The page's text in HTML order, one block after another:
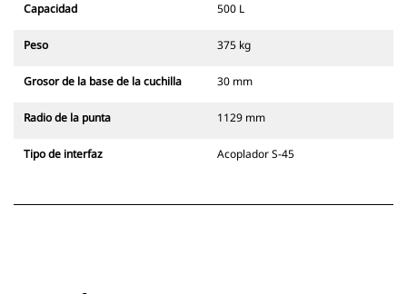
Capacidad 500 L
Peso 375 kg
Grosor de la base de la cuchilla 30 mm
Radio de la punta 1129 mm
Tipo de interfaz Acoplador S-45